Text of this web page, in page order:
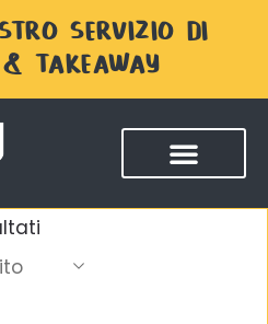
SERVIZIO DI
& TAKEAWAY